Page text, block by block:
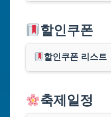
부산광역시
대구광역시
인천광역시
할인쿠폰
할인쿠폰 리스트
쿠팡
축제일정